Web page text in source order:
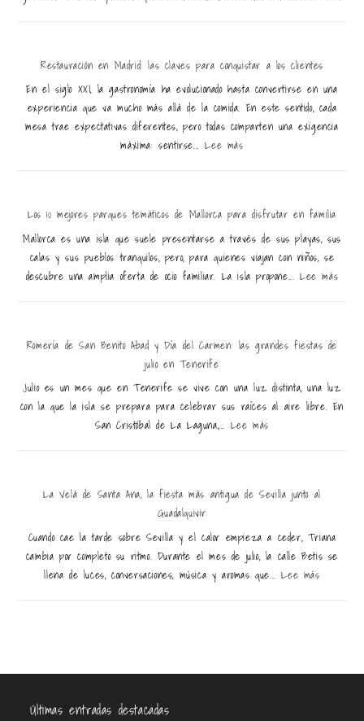
Restauración en Madrid: las claves para conquistar a los clientes
En el siglo XXI, la gastronomía ha evolucionado hasta convertirse en una
experiencia que va mucho más allá de la comida. En este sentido, cada
mesa trae expectativas diferentes, pero todas comparten una exigencia
máxima: sentirse...Lee más
Los 10 mejores parques temáticos de Mallorca para disfrutar en familia
Mallorca es una isla que suele presentarse a través de sus playas, sus
calas y sus pueblos tranquilos, pero, para quienes viajan con niños, se
descubre una amplia oferta de ocio familiar. La isla propone...Lee más
Romería de San Benito Abad y Día del Carmen: las grandes fiestas de
julio en Tenerife
Julio es un mes que en Tenerife se vive con una luz distinta, una luz
con la que la isla se prepara para celebrar sus raíces al aire libre. En
San Cristóbal de La Laguna,... Lee más
La Velá de Santa Ana, la fiesta más antigua de Sevilla junto al
Guadalquivir
Cuando cae la tarde sobre Sevilla y el calor empieza a ceder, Triana
cambia por completo su ritmo. Durante el mes de julio, la calle Betis se
llena de luces, conversaciones, música y aromas que...Lee más
Últimas entradas destacadas